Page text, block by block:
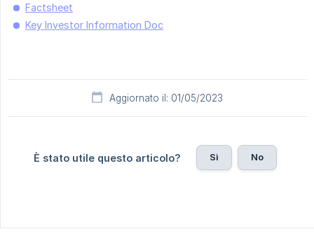
Factsheet
Key Investor Information Doc
Aggiornato il: 01/05/2023
È stato utile questo articolo? Sì No